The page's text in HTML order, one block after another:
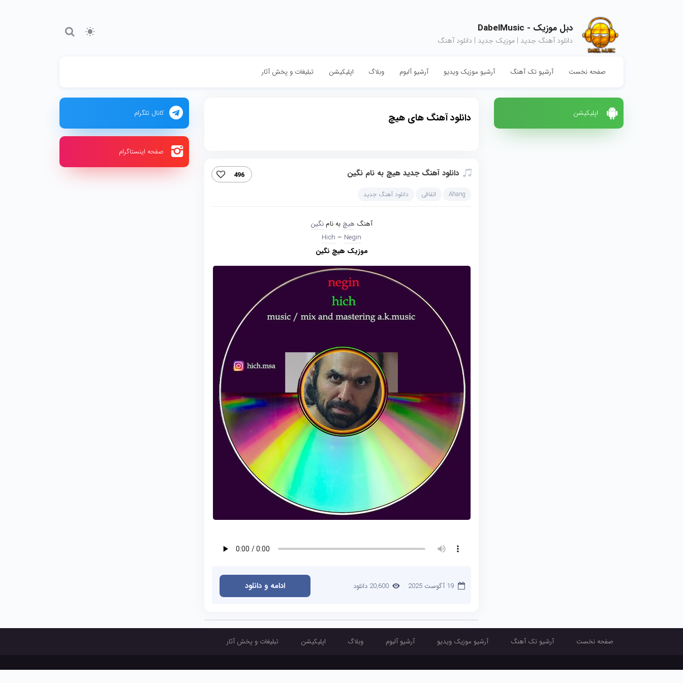
دبل موزیک - DabelMusic
دانلود آهنگ جدید | موزیک جدید | دانلود آهنگ
صفحه نخست آرشیو تک آهنگ آرشیو موزیک ویدیو آرشیو آلبوم وبلاگ اپلیکیشن تبلیغات و پخش آثار
اپلیکیشن دانلود آهنگ های هیچ
دانلود آهنگ جدید هیچ به نام نگین 496
Ahang اتفاقی دانلود آهنگ جدید
آهنگ هیچ به نام نگین
Hich – Negin
موزیک هیچ نگین
19 آگوست 2025 20,600 دانلود ادامه و دانلود
کانال تلگرام
صفحه اینستاگرام
صفحه نخست آرشیو تک آهنگ آرشیو موزیک ویدیو آرشیو آلبوم وبلاگ اپلیکیشن تبلیغات و پخش آثار